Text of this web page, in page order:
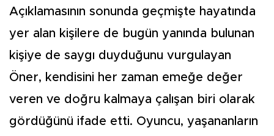
Açıklamasının sonunda geçmişte hayatında
yer alan kişilere de bugün yanında bulunan
kişiye de saygı duyduğunu vurgulayan
Öner, kendisini her zaman emeğe değer
veren ve doğru kalmaya çalışan biri olarak
gördüğünü ifade etti. Oyuncu, yaşananların